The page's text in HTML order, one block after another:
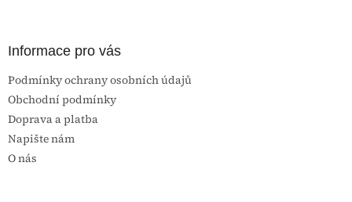
Informace pro vás
Podmínky ochrany osobních údajů
Obchodní podmínky
Doprava a platba
Napište nám
O nás